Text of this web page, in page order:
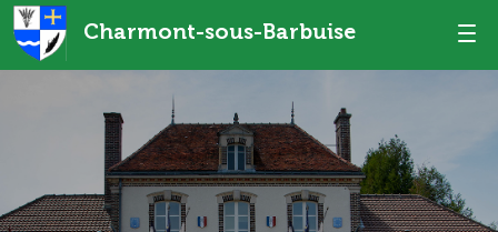
Charmont-sous-Barbuise